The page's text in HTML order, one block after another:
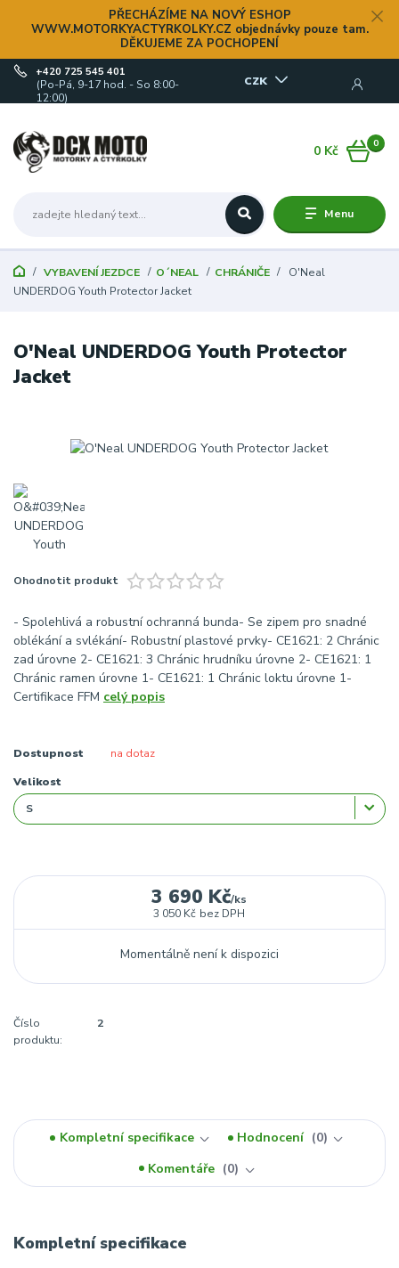
PŘECHÁZÍME NA NOVÝ ESHOP
WWW.MOTORKYACTYRKOLKY.CZ objednávky pouze tam.
DĚKUJEME ZA POCHOPENÍ
Menu
CZK
+420 725 545 401
(Po-Pá, 9-17 hod. - So 8:00-
12:00)
0
0 Kč
VYBAVENÍ JEZDCE O´NEAL CHRÁNIČE
O'Neal
UNDERDOG Youth Protector Jacket
O'Neal UNDERDOG Youth Protector
Jacket
Ohodnotit produkt
- Spolehlivá a robustní ochranná bunda- Se zipem pro snadné
oblékání a svlékání- Robustní plastové prvky- CE1621: 2 Chránic
zad úrovne 2- CE1621: 3 Chránic hrudníku úrovne 2- CE1621: 1
Chránic ramen úrovne 1- CE1621: 1 Chránic loktu úrovne 1-
Certifikace FFM celý popis
Dostupnost na dotaz
Velikost
3 690 Kč/ks
3 050 Kč bez DPH
Momentálně není k dispozici
Číslo
produktu:
2
Kompletní specifikace Hodnocení
0
Komentáře
0
Kompletní specifikace